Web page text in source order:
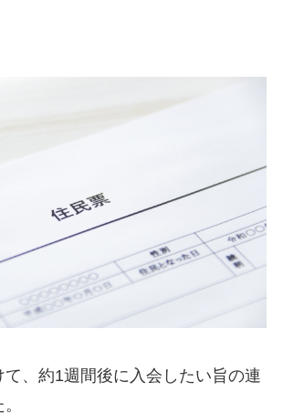
、約1週間後に入会したい旨の連